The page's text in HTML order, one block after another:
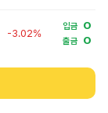
-3.02%
입금 O
출금 O